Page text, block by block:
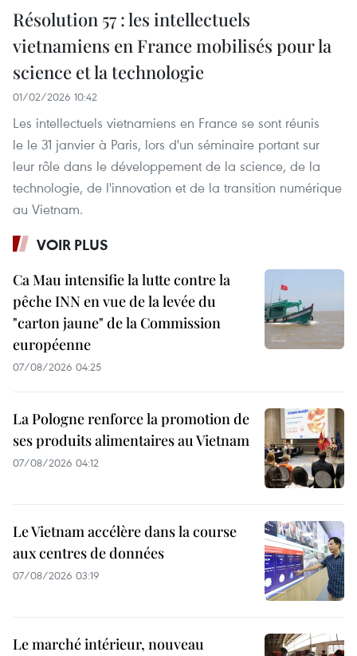
Résolution 57 : les intellectuels
vietnamiens en France mobilisés pour la
science et la technologie
01/02/2026 10:42
Les intellectuels vietnamiens en France se sont réunis
le le 31 janvier à Paris, lors d'un séminaire portant sur
leur rôle dans le développement de la science, de la
technologie, de l'innovation et de la transition numérique
au Vietnam.
VOIR PLUS
Ca Mau intensifie la lutte contre la
pêche INN en vue de la levée du
"carton jaune" de la Commission
européenne
07/08/2026 04:25
La Pologne renforce la promotion de
ses produits alimentaires au Vietnam
07/08/2026 04:12
Le Vietnam accélère dans la course
aux centres de données
07/08/2026 03:19
Le marché intérieur, nouveau